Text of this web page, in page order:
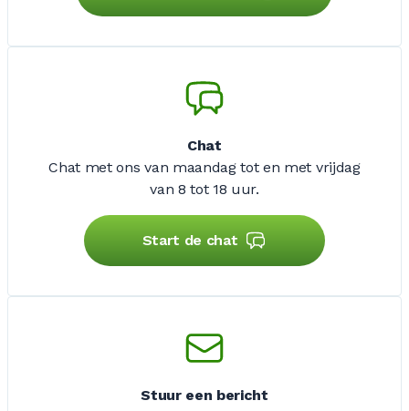
Chat
Chat met ons van maandag tot en met vrijdag
van 8 tot 18 uur.
Start de chat
Stuur een bericht